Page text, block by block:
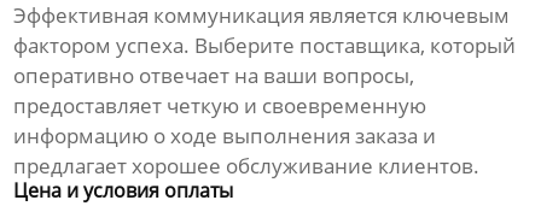
Эффективная коммуникация является ключевым
фактором успеха. Выберите поставщика, который
оперативно отвечает на ваши вопросы,
предоставляет четкую и своевременную
информацию о ходе выполнения заказа и
предлагает хорошее обслуживание клиентов.
Цена и условия оплаты